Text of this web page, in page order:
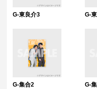
G-東良介3 G-
G-集合2 G-